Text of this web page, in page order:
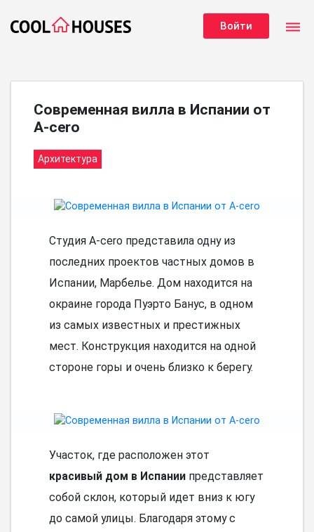
Войти dehaze
Современная вилла в Испании от
A-cero
Архитектура
Студия A-cero представила одну из
последних проектов частных домов в
Испании, Марбелье. Дом находится на
окраине города Пуэрто Банус, в одном
из самых известных и престижных
мест. Конструкция находится на одной
стороне горы и очень близко к берегу.
Участок, где расположен этот
красивый дом в Испаниипредставляет
собой склон, который идет вниз к югу
до самой улицы. Благодаря этому с